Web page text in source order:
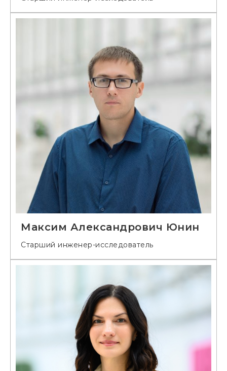
Максим Александрович Юнин
Старший инженер-исследователь